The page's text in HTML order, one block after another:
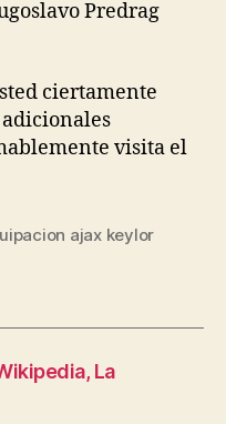
Predrag
ciertamente
visita el
ajax keylor
La